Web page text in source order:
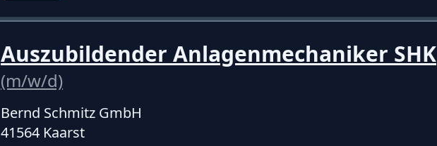
Auszubildender Anlagenmechaniker SHK
(m/w/d)
Bernd Schmitz GmbH
41564 Kaarst